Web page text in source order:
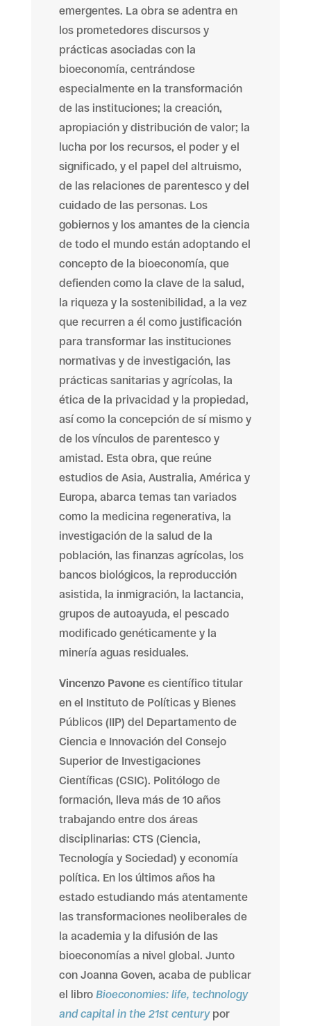
emergentes. La obra se adentra en
los prometedores discursos y
prácticas asociadas con la
bioeconomía, centrándose
especialmente en la transformación
de las instituciones; la creación,
apropiación y distribución de valor; la
lucha por los recursos, el poder y el
significado, y el papel del altruismo,
de las relaciones de parentesco y del
cuidado de las personas. Los
gobiernos y los amantes de la ciencia
de todo el mundo están adoptando el
concepto de la bioeconomía, que
defienden como la clave de la salud,
la riqueza y la sostenibilidad, a la vez
que recurren a él como justificación
para transformar las instituciones
normativas y de investigación, las
prácticas sanitarias y agrícolas, la
ética de la privacidad y la propiedad,
así como la concepción de sí mismo y
de los vínculos de parentesco y
amistad. Esta obra, que reúne
estudios de Asia, Australia, América y
Europa, abarca temas tan variados
como la medicina regenerativa, la
investigación de la salud de la
población, las finanzas agrícolas, los
bancos biológicos, la reproducción
asistida, la inmigración, la lactancia,
grupos de autoayuda, el pescado
modificado genéticamente y la
minería aguas residuales.
Vincenzo Pavonees científico titular
en el Instituto de Políticas y Bienes
Públicos (IIP) del Departamento de
Ciencia e Innovación del Consejo
Superior de Investigaciones
Científicas (CSIC). Politólogo de
formación, lleva más de 10 años
trabajando entre dos áreas
disciplinarias: CTS (Ciencia,
Tecnología y Sociedad) y economía
política. En los últimos años ha
estado estudiando más atentamente
las transformaciones neoliberales de
la academia y la difusión de las
bioeconomías a nivel global. Junto
con Joanna Goven, acaba de publicar
el libro Bioeconomies: life, technology
and capital in the 21st centurypor